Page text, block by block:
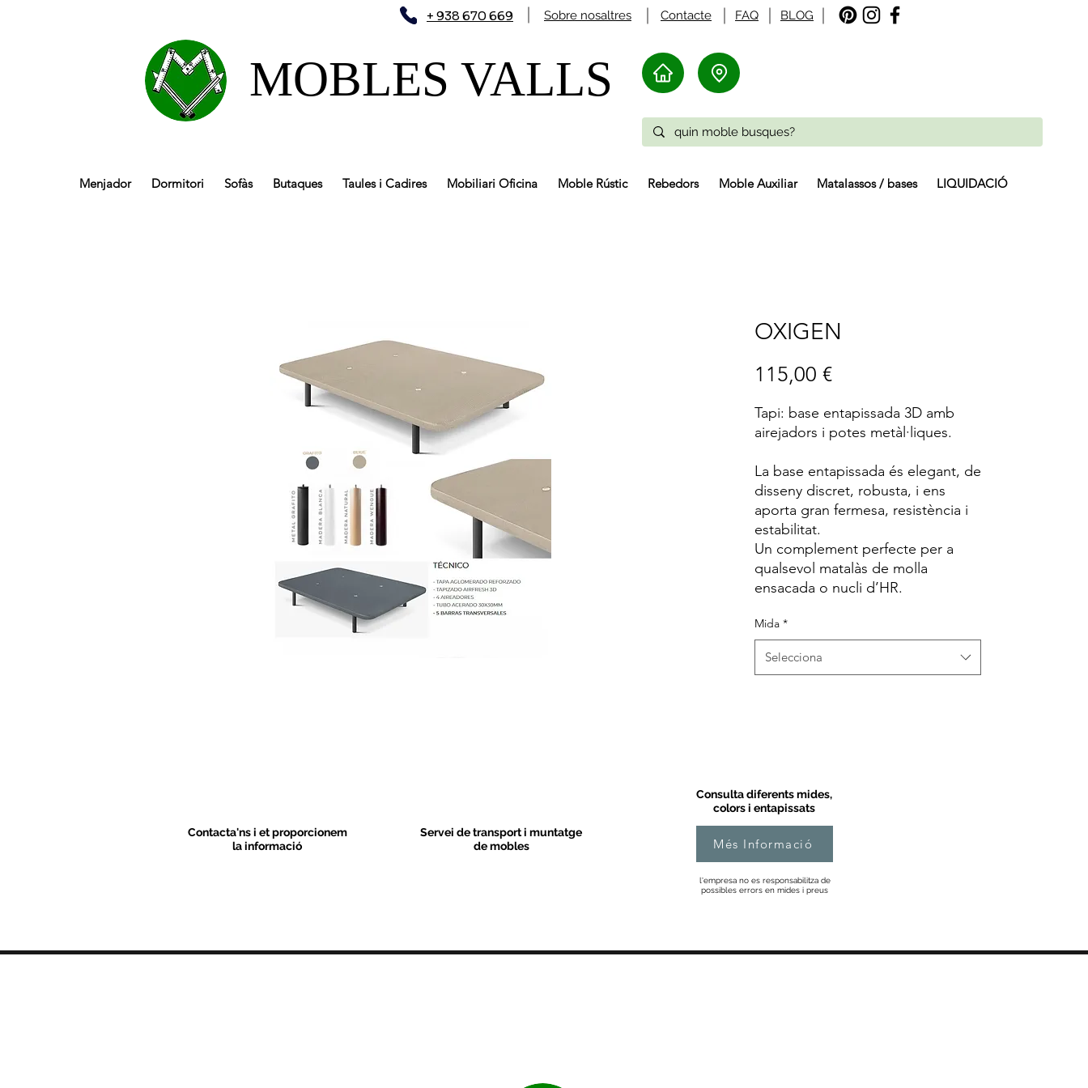
Sobre nosaltres FAQ
+ 938 670 669 Contacte BLOG
MOBLES VALLS
Menjador Dormitori Sofàs Butaques Taules i Cadires Mobiliari Oficina Moble Rústic Rebedors Moble Auxiliar Matalassos / bases LIQUIDACIÓ
OXIGEN
115,00 €Price
Tapi: base entapissada 3D amb
airejadors i potes metàl·liques.
La base entapissada és elegant, de
disseny discret, robusta, i ens
aporta gran fermesa, resistència i
estabilitat.
Un complement perfecte per a
qualsevol matalàs de molla
ensacada o nucli d’HR.
Mida *
Selecciona
Consulta diferents mides,
colors i entapissats
Contacta'ns i et proporcionem
la informació
Servei de transport i muntatge
de mobles
Més Informació
l'empresa no es responsabilitza de
possibles errors en mides i preus